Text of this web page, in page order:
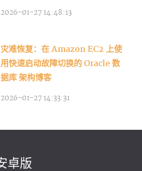
2026-01-27 14:48:13
灾难恢复：在 Amazon EC2 上使
用快速启动故障切换的 Oracle 数
据库 架构博客
2026-01-27 14:33:31
卓版